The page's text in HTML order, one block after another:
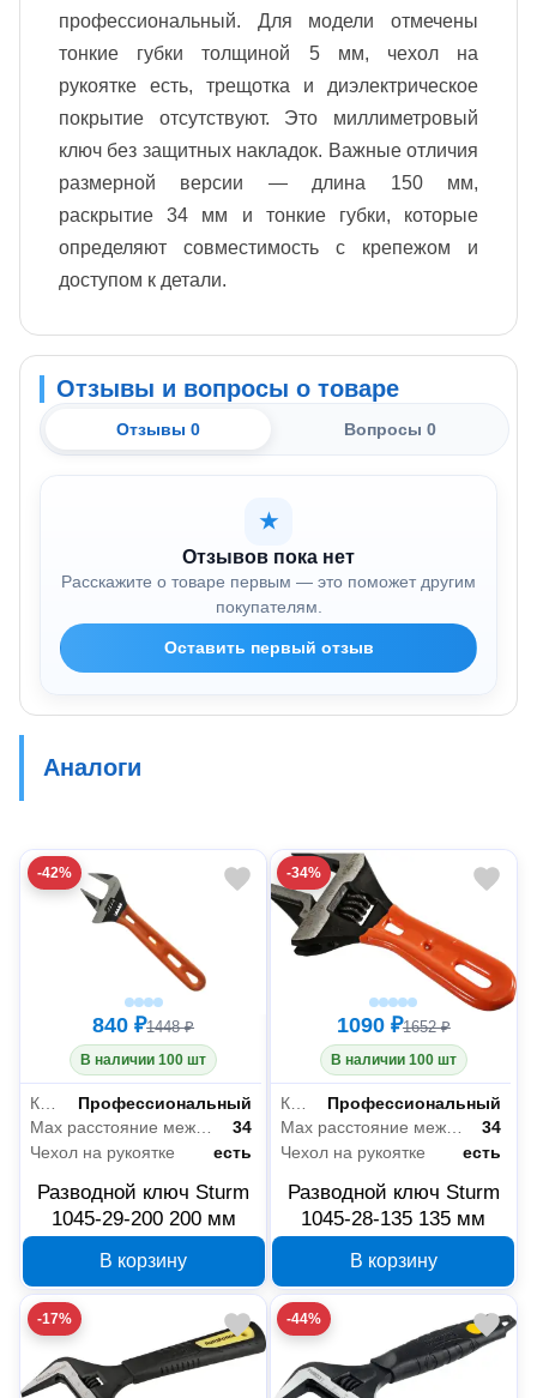
профессиональный. Для модели отмечены
тонкие губки толщиной 5 мм, чехол на
рукоятке есть, трещотка и диэлектрическое
покрытие отсутствуют. Это миллиметровый
ключ без защитных накладок. Важные отличия
размерной версии — длина 150 мм,
раскрытие 34 мм и тонкие губки, которые
определяют совместимость с крепежом и
доступом к детали.
Отзывы и вопросы о товаре
Отзывы 0 Вопросы 0
★
Отзывов пока нет
Расскажите о товаре первым — это поможет другим
покупателям.
Оставить первый отзыв
Аналоги
-42%
840 ₽1448 ₽
В наличии 100 шт
Профессиональный
Max расстояние между губками (мм)
34
Чехол на рукоятке
есть
Разводной ключ Sturm
1045-29-200 200 мм
В корзину
-34%
1090 ₽1652 ₽
В наличии 100 шт
Класс товара
Профессиональный
Max расстояние между губками (мм)
34
Чехол на рукоятке
есть
Разводной ключ Sturm
1045-28-135 135 мм
В корзину
-17% -44%